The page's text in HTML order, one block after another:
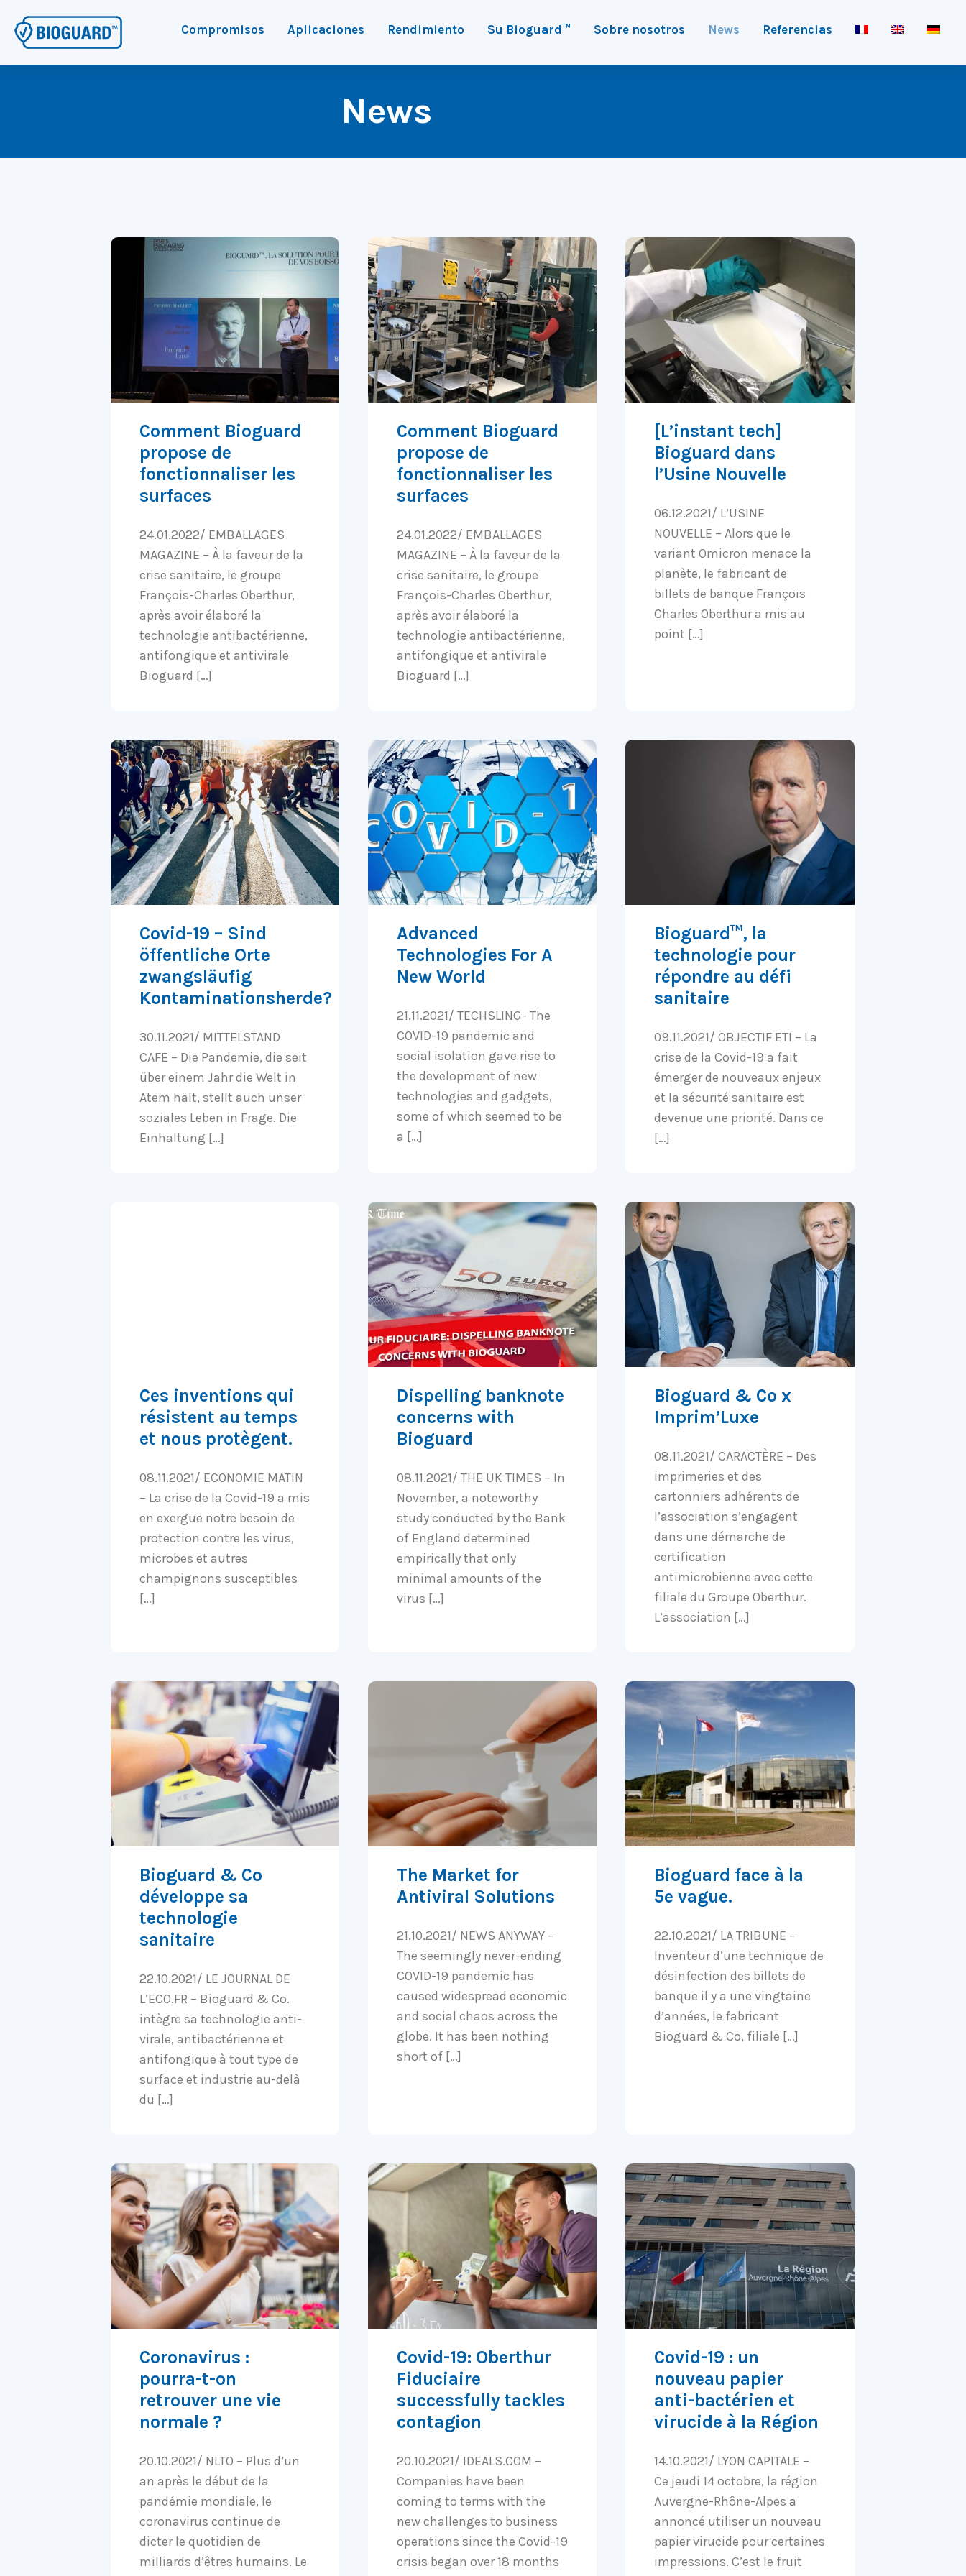
Compromisos Aplicaciones Rendimiento Su Bioguard™ Sobre nosotros News Referencias
News
Comment Bioguard
propose de
fonctionnaliser les
surfaces
24.01.2022/ EMBALLAGES
MAGAZINE – À la faveur de la
crise sanitaire, le groupe
François-Charles Oberthur,
après avoir élaboré la
technologie antibactérienne,
antifongique et antivirale
Bioguard […]
Comment Bioguard
propose de
fonctionnaliser les
surfaces
24.01.2022/ EMBALLAGES
MAGAZINE – À la faveur de la
crise sanitaire, le groupe
François-Charles Oberthur,
après avoir élaboré la
technologie antibactérienne,
antifongique et antivirale
Bioguard […]
[L’instant tech]
Bioguard dans
l’Usine Nouvelle
06.12.2021/ L’USINE
NOUVELLE – Alors que le
variant Omicron menace la
planète, le fabricant de
billets de banque François
Charles Oberthur a mis au
point […]
Covid-19 – Sind
öffentliche Orte
zwangsläufig
Kontaminationsherde?
30.11.2021/ MITTELSTAND
CAFE – Die Pandemie, die seit
über einem Jahr die Welt in
Atem hält, stellt auch unser
soziales Leben in Frage. Die
Einhaltung […]
Advanced
Technologies For A
New World
21.11.2021/ TECHSLING- The
COVID-19 pandemic and
social isolation gave rise to
the development of new
technologies and gadgets,
some of which seemed to be
a […]
Bioguard™, la
technologie pour
répondre au défi
sanitaire
09.11.2021/ OBJECTIF ETI – La
crise de la Covid-19 a fait
émerger de nouveaux enjeux
et la sécurité sanitaire est
devenue une priorité. Dans ce
[…]
Ces inventions qui
résistent au temps
et nous protègent.
08.11.2021/ ECONOMIE MATIN
– La crise de la Covid-19 a mis
en exergue notre besoin de
protection contre les virus,
microbes et autres
champignons susceptibles
[…]
Dispelling banknote
concerns with
Bioguard
08.11.2021/ THE UK TIMES – In
November, a noteworthy
study conducted by the Bank
of England determined
empirically that only
minimal amounts of the
virus […]
Bioguard & Co x
Imprim’Luxe
08.11.2021/ CARACTÈRE – Des
imprimeries et des
cartonniers adhérents de
l’association s’engagent
dans une démarche de
certification
antimicrobienne avec cette
filiale du Groupe Oberthur.
L’association […]
Bioguard & Co
développe sa
technologie
sanitaire
22.10.2021/ LE JOURNAL DE
L’ECO.FR – Bioguard & Co.
intègre sa technologie anti-
virale, antibactérienne et
antifongique à tout type de
surface et industrie au-delà
du […]
The Market for
Antiviral Solutions
21.10.2021/ NEWS ANYWAY –
The seemingly never-ending
COVID-19 pandemic has
caused widespread economic
and social chaos across the
globe. It has been nothing
short of […]
Bioguard face à la
5e vague.
22.10.2021/ LA TRIBUNE –
Inventeur d’une technique de
désinfection des billets de
banque il y a une vingtaine
d’années, le fabricant
Bioguard & Co, filiale […]
Coronavirus :
pourra-t-on
retrouver une vie
normale ?
20.10.2021/ NLTO – Plus d’un
an après le début de la
pandémie mondiale, le
coronavirus continue de
dicter le quotidien de
milliards d’êtres humains. Le
Covid-19: Oberthur
Fiduciaire
successfully tackles
contagion
20.10.2021/ IDEALS.COM –
Companies have been
coming to terms with the
new challenges to business
operations since the Covid-19
crisis began over 18 months
Covid-19 : un
nouveau papier
anti-bactérien et
virucide à la Région
14.10.2021/ LYON CAPITALE –
Ce jeudi 14 octobre, la région
Auvergne-Rhône-Alpes a
annoncé utiliser un nouveau
papier virucide pour certaines
impressions. C’est le fruit